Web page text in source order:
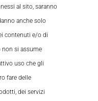
al sito, saranno
anche solo
contenuti e/o di
si assume
uso che gli
fare delle
dei servizi